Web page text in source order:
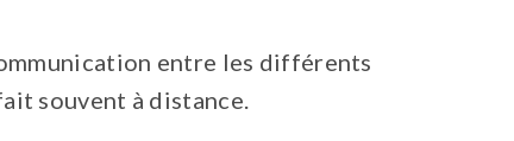
entre les différents
souvent à distance.